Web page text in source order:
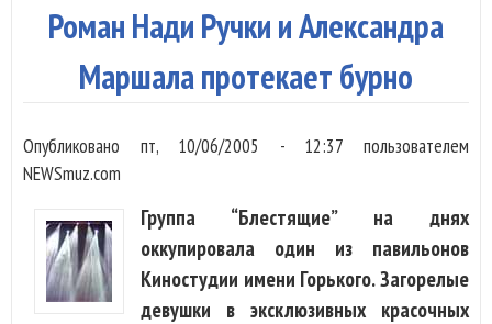
Роман Нади Ручки и Александра
Маршала протекает бурно
Опубликовано пт, 10/06/2005 - 12:37 пользователем
NEWSmuz.com
Группа “Блестящие” на днях
оккупировала один из павильонов
Киностудии имени Горького. Загорелые
девушки в эксклюзивных красочных